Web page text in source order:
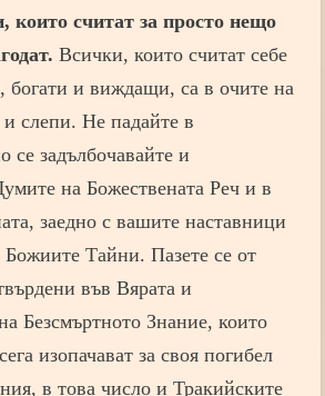
които считат за просто нещо
Всички, които считат себе
богати и виждащи, са в очите на
слепи. Не падайте в
се задълбочавайте и
на Божествената Реч и в
заедно с вашите наставници
Тайни. Пазете се от
във Вярата и
Безсмъртното Знание, които
изопачават за своя погибел
в това число и Тракийските